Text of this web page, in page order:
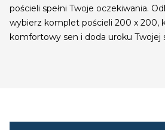
pościeli spełni Twoje oczekiwania.
wybierz komplet pościeli 200 x 200,
komfortowy sen i doda uroku Twojej